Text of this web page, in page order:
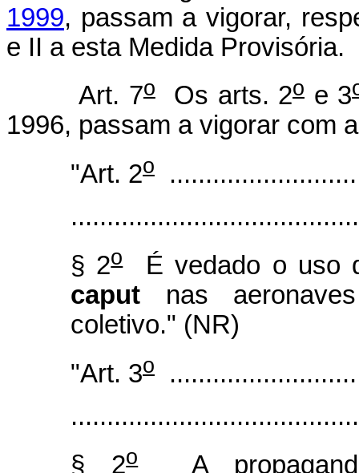
1999, passam a vigorar,
e II a esta Medida Provisória.
Art. 7oOs arts. 2o e 3
1996, passam a vigorar com
"Art. 2o
§ 2oÉ vedado o uso
caput nas
coletivo." (NR)
"Art. 3o
§ 2oA